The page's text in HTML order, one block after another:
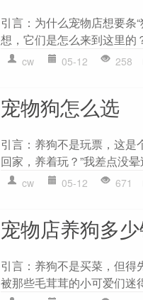
引言：为什么宠物店想要条
想，它们是怎么来到这里的
cw 05-12 258
宠物狗怎么选
引言：养狗不是玩票，这是
回家，养着玩？”我差点没
cw 05-12 671
宠物店养狗多
引言：养狗不是买菜，但得
被那些毛茸茸的小可爱们迷